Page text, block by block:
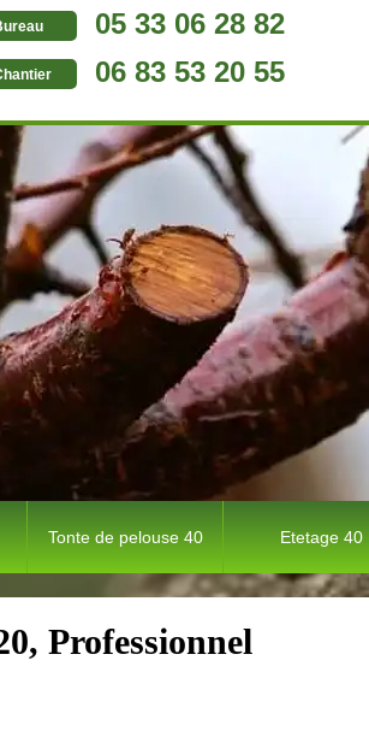
05 33 06 28 82
06 83 53 20 55
Tonte de pelouse 40 Etetage 40
Professionnel